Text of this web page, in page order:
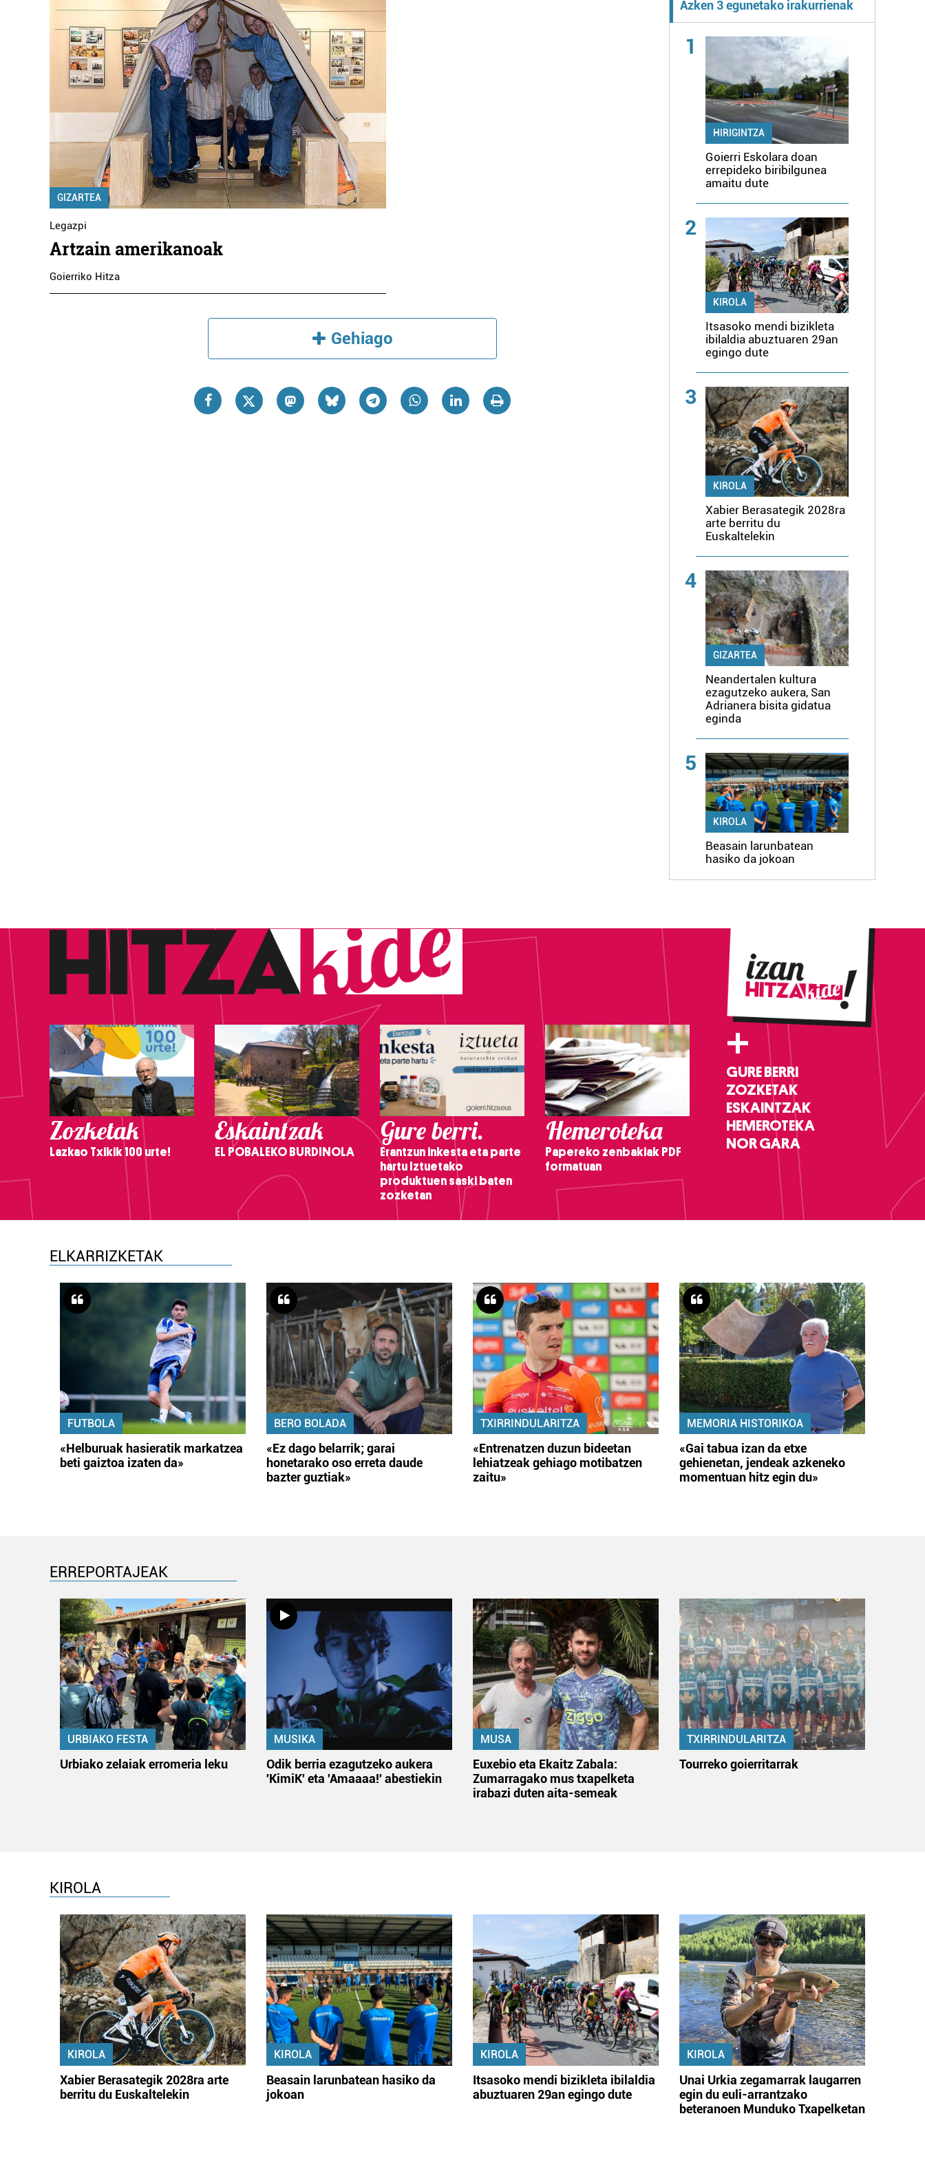
GIZARTEA
Legazpi
Artzain amerikanoak
Goierriko Hitza
Gehiago
Azken 3 egunetako irakurrienak
1
HIRIGINTZA
Goierri Eskolara doan
errepideko biribilgunea
amaitu dute
2
KIROLA
Itsasoko mendi bizikleta
ibilaldia abuztuaren 29an
egingo dute
3
KIROLA
Xabier Berasategik 2028ra
arte berritu du
Euskaltelekin
4
GIZARTEA
Neandertalen kultura
ezagutzeko aukera, San
Adrianera bisita gidatua
eginda
5
KIROLA
Beasain larunbatean
hasiko da jokoan
Zozketak
Lazkao Txikik 100 urte!
Eskaintzak
EL POBALEKO BURDINOLA
Gure berri.
Erantzun inkesta eta parte
hartu Iztuetako
produktuen saski baten
zozketan
Hemeroteka
Papereko zenbakiak PDF
formatuan
+
GURE BERRI
ZOZKETAK
ESKAINTZAK
HEMEROTEKA
NOR GARA
ELKARRIZKETAK
FUTBOLA
«Helburuak hasieratik markatzea
beti gaiztoa izaten da»
BERO BOLADA
«Ez dago belarrik; garai
honetarako oso erreta daude
bazter guztiak»
TXIRRINDULARITZA
«Entrenatzen duzun bideetan
lehiatzeak gehiago motibatzen
zaitu»
MEMORIA HISTORIKOA
«Gai tabua izan da etxe
gehienetan, jendeak azkeneko
momentuan hitz egin du»
ERREPORTAJEAK
URBIAKO FESTA
Urbiako zelaiak erromeria leku
MUSIKA
Odik berria ezagutzeko aukera
'KimiK' eta 'Amaaaa!' abestiekin
MUSA
Euxebio eta Ekaitz Zabala:
Zumarragako mus txapelketa
irabazi duten aita-semeak
TXIRRINDULARITZA
Tourreko goierritarrak
KIROLA
KIROLA
Xabier Berasategik 2028ra arte
berritu du Euskaltelekin
KIROLA
Beasain larunbatean hasiko da
jokoan
KIROLA
Itsasoko mendi bizikleta ibilaldia
abuztuaren 29an egingo dute
KIROLA
Unai Urkia zegamarrak laugarren
egin du euli-arrantzako
beteranoen Munduko Txapelketan